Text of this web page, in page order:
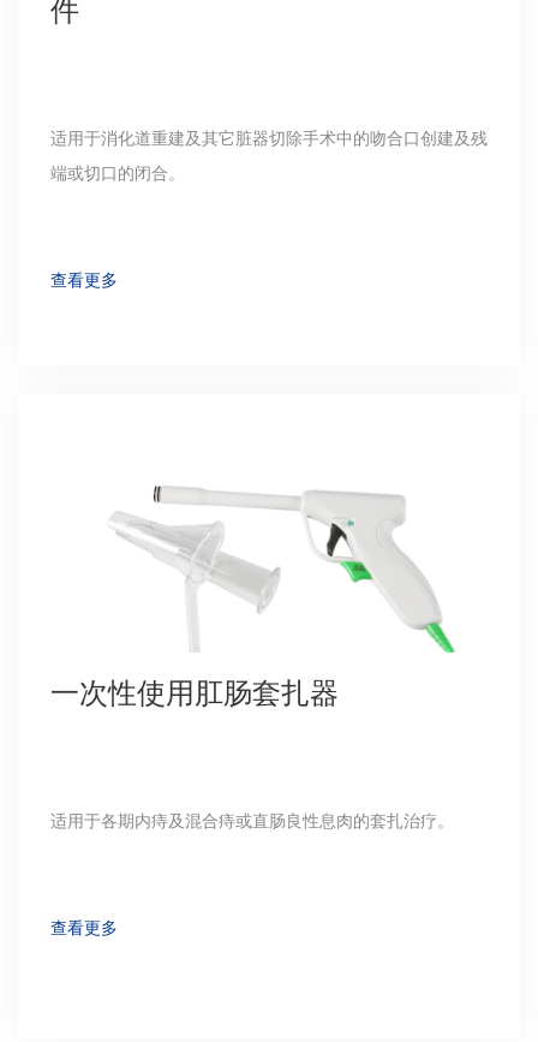
件
适用于消化道重建及其它脏器切除手术中的吻合口创建及残
端或切口的闭合。
查看更多
一次性使用肛肠套扎器
适用于各期内痔及混合痔或直肠良性息肉的套扎治疗。
查看更多